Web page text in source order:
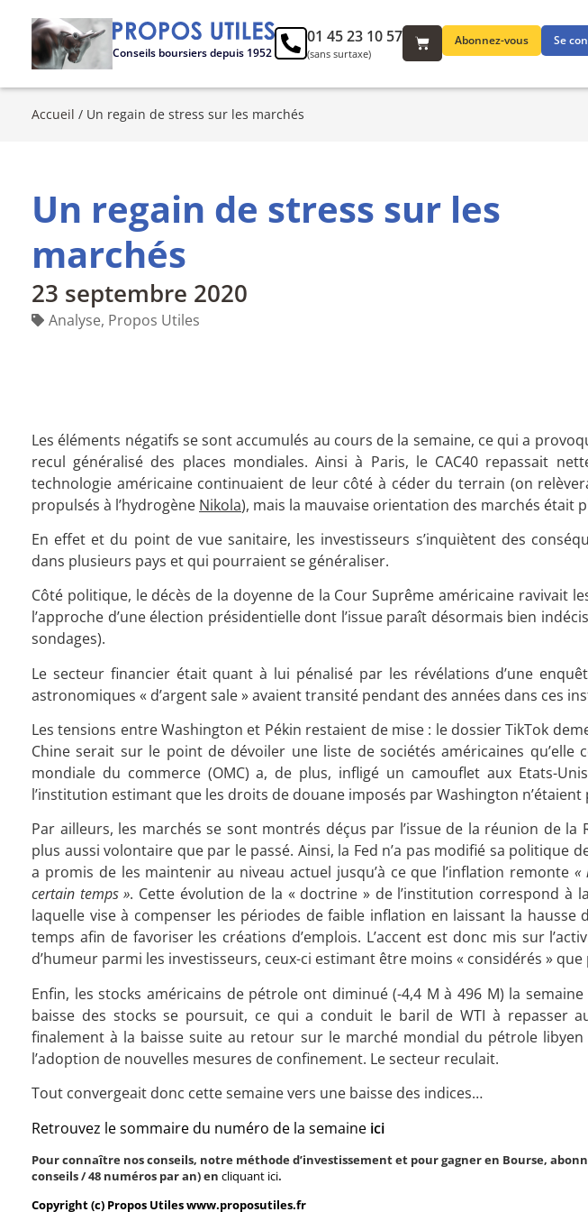
Conseils boursiers depuis 1952
Abonnez-vous Se
01 45 23 10 57
(sans surtaxe)
Accueil / Un regain de stress sur les marchés
Un regain de stress sur les
marchés
23 septembre 2020
Analyse, Propos Utiles
Les éléments négatifs se sont accumulés au cours de la semaine, ce qui a
recul généralisé des places mondiales. Ainsi à Paris, le CAC40 repassait
technologie américaine continuaient de leur côté à céder du terrain (on
propulsés à l’hydrogène Nikola), mais la mauvaise orientation des marchés était
En effet et du point de vue sanitaire, les investisseurs s’inquiètent des
dans plusieurs pays et qui pourraient se généraliser.
Côté politique, le décès de la doyenne de la Cour Suprême américaine ravivait
l’approche d’une élection présidentielle dont l’issue paraît désormais bien
sondages).
Le secteur financier était quant à lui pénalisé par les révélations d’une
astronomiques « d’argent sale » avaient transité pendant des années dans ces
Les tensions entre Washington et Pékin restaient de mise : le dossier TikTok
Chine serait sur le point de dévoiler une liste de sociétés américaines qu’elle
mondiale du commerce (OMC) a, de plus, infligé un camouflet aux Etats-
l’institution estimant que les droits de douane imposés par Washington
Par ailleurs, les marchés se sont montrés déçus par l’issue de la réunion de la
plus aussi volontaire que par le passé. Ainsi, la Fed n’a pas modifié sa politique
a promis de les maintenir au niveau actuel jusqu’à ce que l’inflation remonte «
certain temps ». Cette évolution de la « doctrine » de l’institution correspond à
laquelle vise à compenser les périodes de faible inflation en laissant la hausse
temps afin de favoriser les créations d’emplois. L’accent est donc mis sur
d’humeur parmi les investisseurs, ceux-ci estimant être moins « considérés » que
Enfin, les stocks américains de pétrole ont diminué (-4,4 M à 496 M) la
baisse des stocks se poursuit, ce qui a conduit le baril de WTI à repasser
finalement à la baisse suite au retour sur le marché mondial du pétrole
l’adoption de nouvelles mesures de confinement. Le secteur reculait.
Tout convergeait donc cette semaine vers une baisse des indices…
Retrouvez le sommaire du numéro de la semaine ici
Pour connaître nos conseils, notre méthode d’investissement et pour gagner en Bourse,
conseils / 48 numéros par an) en cliquant ici.
Copyright (c) Propos Utiles www.proposutiles.fr